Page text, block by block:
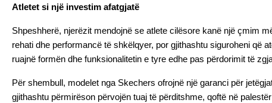
Atletet si një investim afatgjatë
Shpeshherë, njerëzit mendojnë se atlete cilësore kanë një çmim
rehati dhe performancë të shkëlqyer, por gjithashtu siguroheni që
ruajnë formën dhe funksionalitetin e tyre edhe pas përdorimit të
Për shembull, modelet nga Skechers ofrojnë një garanci për
gjithashtu përmirëson përvojën tuaj të përditshme, qoftë në